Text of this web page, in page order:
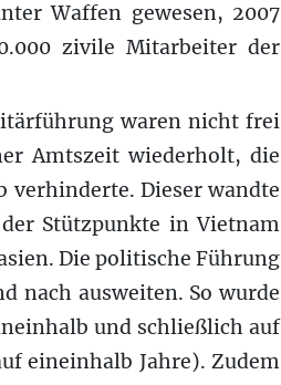
Waffen gewesen, 2007
zivile Mitarbeiter der
waren nicht frei
Amtszeit wiederholt, die
verhinderte. Dieser wandte
Stützpunkte in Vietnam
Die politische Führung
nach ausweiten. So wurde
und schließlich auf
eineinhalb Jahre). Zudem